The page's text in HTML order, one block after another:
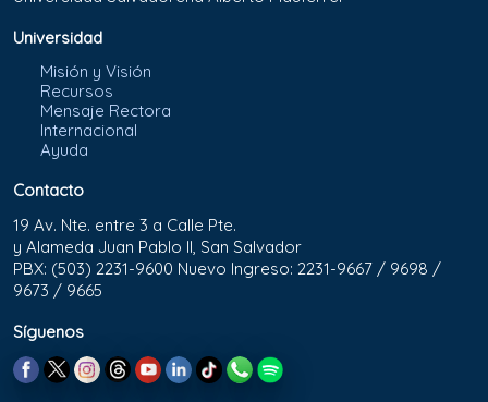
Universidad
Misión y Visión
Recursos
Mensaje Rectora
Internacional
Ayuda
Contacto
19 Av. Nte. entre 3 a Calle Pte.
y Alameda Juan Pablo II, San Salvador
PBX: (503) 2231-9600 Nuevo Ingreso: 2231-9667 / 9698 /
9673 / 9665
Síguenos